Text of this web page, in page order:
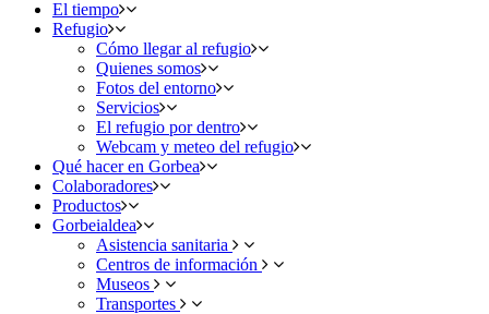
El tiempo
Refugio
Cómo llegar al refugio
Quienes somos
Fotos del entorno
Servicios
El refugio por dentro
Webcam y meteo del refugio
Qué hacer en Gorbea
Colaboradores
Productos
Gorbeialdea
Asistencia sanitaria
Centros de información
Museos
Transportes